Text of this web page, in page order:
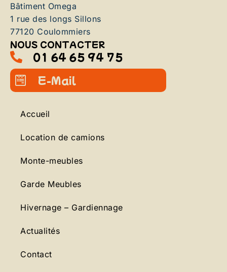
Bâtiment Omega
1 rue des longs Sillons
77120 Coulommiers
NOUS CONTACTER
01 64 65 94 75
E-Mail
Accueil
Location de camions
Monte-meubles
Garde Meubles
Hivernage – Gardiennage
Actualités
Contact